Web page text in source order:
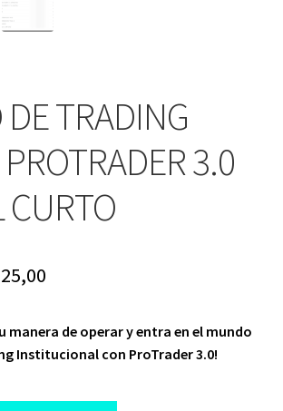
TRADING
3.0
CURTO
25,00Current
is:
manera de operar y entra en el mundo
Institucional con ProTrader 3.0!